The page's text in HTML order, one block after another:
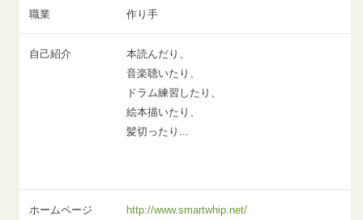
職業 作り手
自己紹介
本読んだり、
音楽聴いたり、
ドラム練習したり、
絵本描いたり、
髪切ったり...
ホームページ http://www.smartwhip.net/